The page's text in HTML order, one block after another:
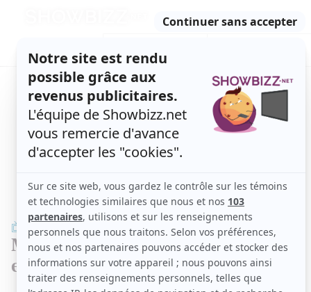
l'accueil
ACTUALITÉS
TÉLÉ, STARS, ETC. SÉRIESET TÉLÉ
MC Gilles polarise à Tout le monde
en parle